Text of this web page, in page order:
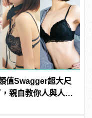
值Swagger超大尺
親自教你人與人的